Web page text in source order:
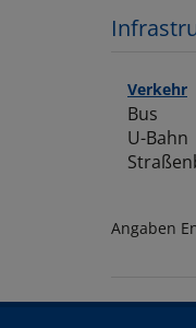
Verkehr
Bus
U-Bahn
Angaben